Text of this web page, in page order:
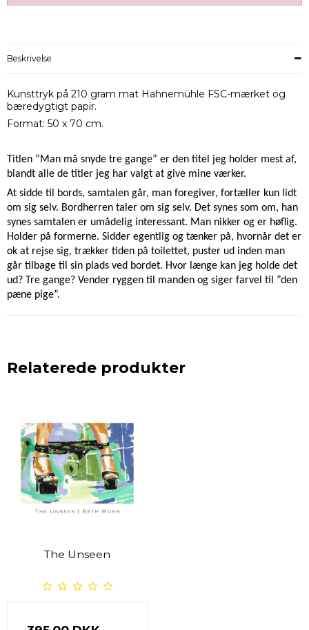
Beskrivelse
Kunsttryk på 210 gram mat Hahnemühle FSC-mærket og
bæredygtigt papir.
Format: 50 x 70 cm.
Titlen ”Man må snyde tre gange” er den titel jeg holder mest af,
blandt alle de titler jeg har valgt at give mine værker.
At sidde til bords, samtalen går, man foregiver, fortæller kun lidt
om sig selv. Bordherren taler om sig selv. Det synes som om, han
synes samtalen er umådelig interessant. Man nikker og er høflig.
Holder på formerne. Sidder egentlig og tænker på, hvornår det er
ok at rejse sig, trækker tiden på toilettet, puster ud inden man
går tilbage til sin plads ved bordet. Hvor længe kan jeg holde det
ud? Tre gange? Vender ryggen til manden og siger farvel til ”den
pæne pige”.
Relaterede produkter
The Unseen